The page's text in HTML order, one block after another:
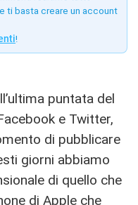
ti basta creare un account
!
puntata del
e Twitter,
di pubblicare
giorni abbiamo
di quello che
di Apple che